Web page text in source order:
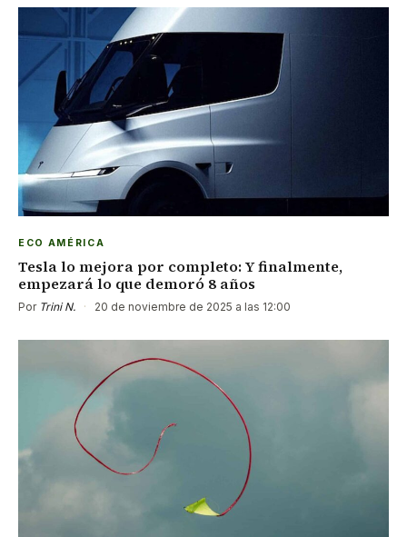
ECO AMÉRICA
Tesla lo mejora por completo: Y finalmente,
empezará lo que demoró 8 años
Por Trini N. · 20 de noviembre de 2025 a las 12:00